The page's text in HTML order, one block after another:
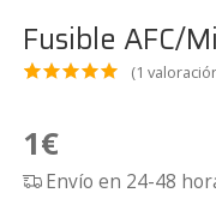
Fusible AFC/
do
sobre 5
basado
(1
1€
Envío en 24-48